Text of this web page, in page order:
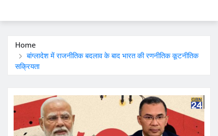
Home
बांग्लादेश में राजनीतिक बदलाव के बाद भारत की रणनीतिक कूटनीतिक
सक्रियता